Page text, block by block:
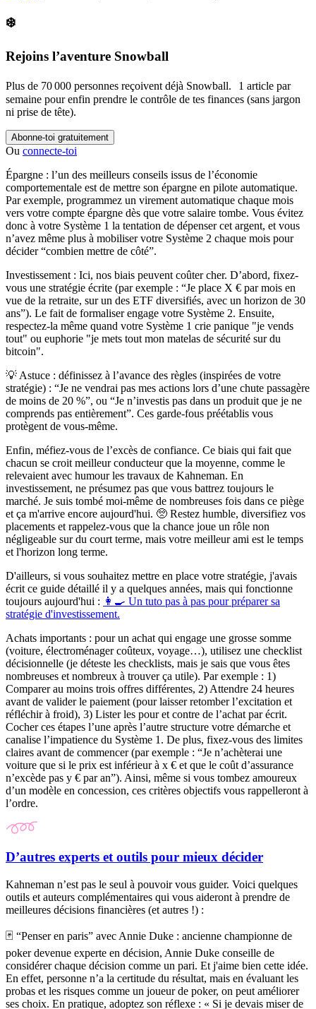
❄️
Rejoins l’aventure Snowball
Plus de 70 000 personnes reçoivent déjà Snowball. 1 article par
semaine pour enfin prendre le contrôle de tes finances (sans jargon
ni prise de tête).
Abonne-toi gratuitement
Ou connecte-toi
Épargne : l’un des meilleurs conseils issus de l’économie
comportementale est de mettre son épargne en pilote automatique.
Par exemple, programmez un virement automatique chaque mois
vers votre compte épargne dès que votre salaire tombe. Vous évitez
donc à votre Système 1 la tentation de dépenser cet argent, et vous
n’avez même plus à mobiliser votre Système 2 chaque mois pour
décider “combien mettre de côté”.
Investissement : Ici, nos biais peuvent coûter cher. D’abord, fixez-
vous une stratégie écrite (par exemple : “Je place X € par mois en
vue de la retraite, sur un des ETF diversifiés, avec un horizon de 30
ans”). Le fait de formaliser engage votre Système 2. Ensuite,
respectez-la même quand votre Système 1 crie panique "je vends
tout" ou euphorie "je mets tout mon matelas de sécurité sur du
bitcoin".
💡 Astuce : définissez à l’avance des règles (inspirées de votre
stratégie) : “Je ne vendrai pas mes actions lors d’une chute passagère
de moins de 20 %”, ou “Je n’investis pas dans un produit que je ne
comprends pas entièrement”. Ces garde-fous préétablis vous
protègent de vous-même.
Enfin, méfiez-vous de l’excès de confiance. Ce biais qui fait que
chacun se croit meilleur conducteur que la moyenne, comme le
relevaient avec humour les travaux de Kahneman​. En
investissement, ne présumez pas que vous battrez toujours le
marché. Je suis tombé moi-même de nombreuses fois dans ce piège
et ça m'arrive encore aujourd'hui. 🥺 Restez humble, diversifiez vos
placements et rappelez-vous que la chance joue un rôle non
négligeable sur du court terme, mais votre meilleur ami est le temps
et l'horizon long terme.
D'ailleurs, si vous souhaitez mettre en place votre stratégie, j'avais
écrit ce guide détaillé il y a quelques années, mais qui fonctionne
toujours aujourd'hui : 👩‍🍳 Un tuto pas à pas pour préparer sa
stratégie d'investissement.
Achats importants : pour un achat qui engage une grosse somme
(voiture, électroménager coûteux, voyage…), utilisez une checklist
décisionnelle (je déteste les checklists, mais je sais que vous êtes
nombreuses et nombreux à trouver ça utile). Par exemple : 1)
Comparer au moins trois offres différentes, 2) Attendre 24 heures
avant de valider le paiement (pour laisser retomber l’excitation et
réfléchir à froid), 3) Lister les pour et contre de l’achat par écrit.
Cocher ces étapes l’une après l’autre structure votre démarche et
canalise l’impatience du Système 1. De plus, fixez-vous des limites
claires avant de commencer (par exemple : “Je n’achèterai une
voiture que si le prix est inférieur à x € et que le coût d’assurance
n’excède pas y € par an”). Ainsi, même si vous tombez amoureux
d’un modèle en concession, ces critères objectifs vous rappelleront à
l’ordre.
D’autres experts et outils pour mieux décider
Kahneman n’est pas le seul à pouvoir vous guider. Voici quelques
outils et auteurs complémentaires qui vous aideront à prendre de
meilleures décisions financières (et autres !) :
🃏 “Penser en paris” avec Annie Duke : ancienne championne de
poker devenue experte en décision, Annie Duke conseille de
considérer chaque décision comme un pari. Et j'aime bien cette idée.
En effet, personne n’a la certitude du résultat, mais en évaluant les
probas et les risques comme un joueur de poker, on peut améliorer
ses choix. En pratique, adoptez son réflexe : « Si je devais miser de